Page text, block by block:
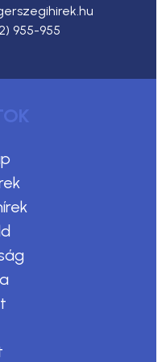
955-955